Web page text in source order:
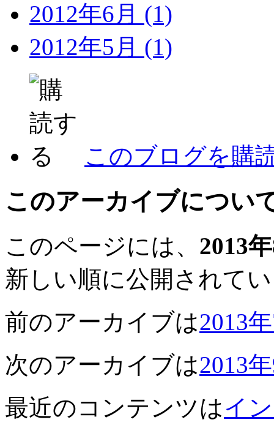
2012年6月 (1)
2012年5月 (1)
このブログを購
このアーカイブについ
このページには、 2013
新しい順に公開されて
前のアーカイブは2013
次のアーカイブは2013
最近のコンテンツはイ